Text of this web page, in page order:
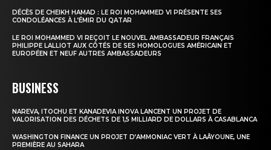
DÉCÈS DE CHEIKH HAMAD : LE ROI MOHAMMED VI PRÉSENTE SES
CONDOLÉANCES À L’ÉMIR DU QATAR
LE ROI MOHAMMED VI REÇOIT LE NOUVEL AMBASSADEUR FRANÇAIS
PHILIPPE LALLIOT AUX CÔTÉS DE SES HOMOLOGUES AMÉRICAIN ET
EUROPÉEN ET NEUF AUTRES AMBASSADEURS
BUSINESS
NAREVA, ITOCHU ET KANADEVIA INOVA LANCENT UN PROJET DE
VALORISATION DES DÉCHETS DE 1,5 MILLIARD DE DOLLARS À CASABLANCA
WASHINGTON FINANCE UN PROJET D’AMMONIAC VERT À LAÂYOUNE, UNE
PREMIÈRE AU SAHARA